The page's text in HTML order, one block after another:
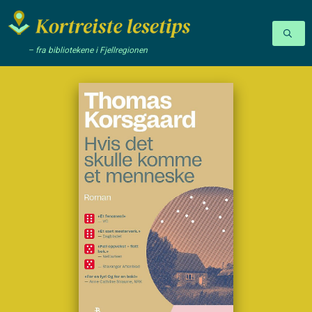
– fra bibliotekene i Fjellregionen